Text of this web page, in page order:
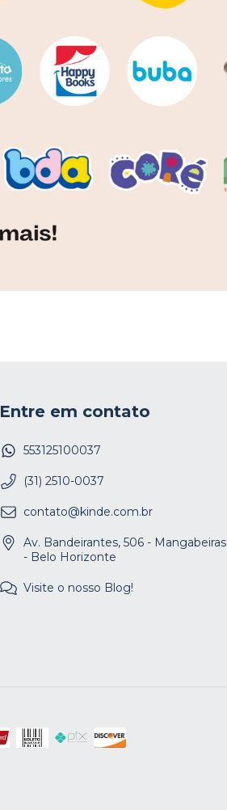
Entre em contato
553125100037
(31) 2510-0037
contato@kinde.com.br
Av. Bandeirantes, 506 - Mangabeiras
- Belo Horizonte
Visite o nosso Blog!